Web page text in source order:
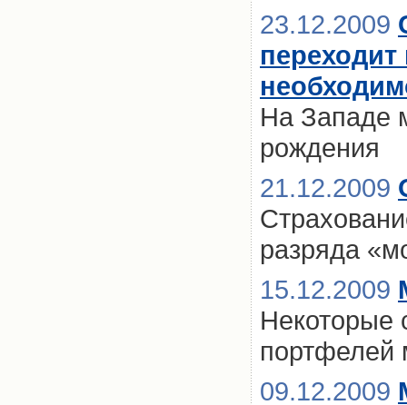
23.12.2009
На Западе
рождения
21.12.2009
разряда
15.12.2009
Некоторые
портфелей
09.12.2009